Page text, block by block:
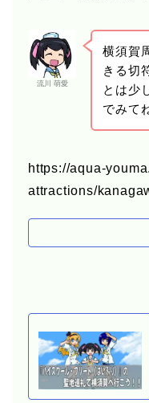
流川 萌愛
横須賀
きる切
とは少
でみて
https://aqua-
attractions/